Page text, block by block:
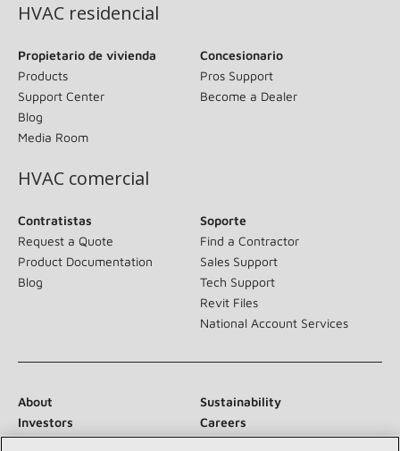
HVAC residencial
Propietario de vivienda
Products
Support Center
Blog
Media Room
Concesionario
Pros Support
Become a Dealer
HVAC comercial
Contratistas
Request a Quote
Product Documentation
Blog
Soporte
Find a Contractor
Sales Support
Tech Support
Revit Files
National Account Services
About
Sustainability
Investors
Careers